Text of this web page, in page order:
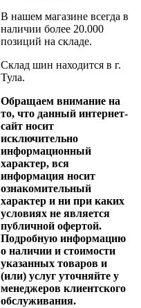
В нашем магазине всегда в
наличии более 20.000
позиций на складе.
Склад шин находится в г.
Тула.
Обращаем внимание на
то, что данный интернет-
сайт носит
исключительно
информационный
характер, вся
информация носит
ознакомительный
характер и ни при каких
условиях не является
публичной офертой.
Подробную информацию
о наличии и стоимости
указанных товаров и
(или) услуг уточняйте у
менеджеров клиентского
обслуживания.